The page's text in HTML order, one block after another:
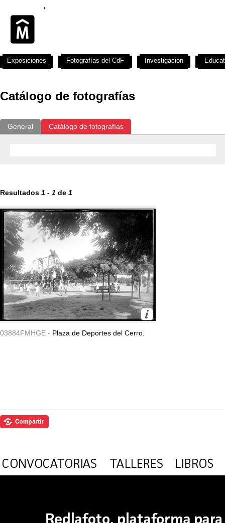
Catálogo de fotografías
General Catálogo de fotografías
Resultados 1 - 1 de 1
03884FMHGE - Plaza de Deportes del Cerro.
Exposiciones Fotografías del CdF Investigación